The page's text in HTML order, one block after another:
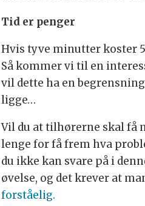
Tid er penger
Hvis tyve minutter koster
Så kommer vi til en
vil dette ha en
ligge…
Vil du at tilhørerne skal få
lenge for få frem hva
du ikke kan svare på i
øvelse, og det krever at
forståelig.